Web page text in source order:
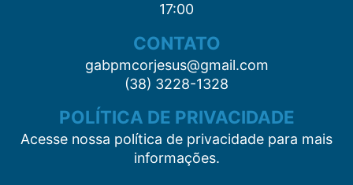
17:00
CONTATO
gabpmcorjesus@gmail.com
(38) 3228-1328
POLÍTICA DE PRIVACIDADE
Acesse nossa política de privacidade para mais
informações.